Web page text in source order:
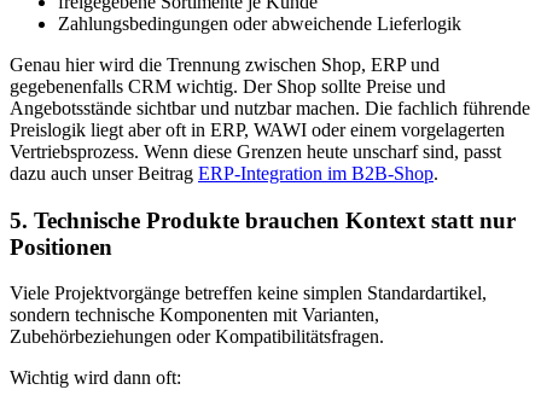
Zahlungsbedingungen oder abweichende Lieferlogik
Genau hier wird die Trennung zwischen Shop, ERP und
gegebenenfalls CRM wichtig. Der Shop sollte Preise und
Angebotsstände sichtbar und nutzbar machen. Die fachlich führende
Preislogik liegt aber oft in ERP, WAWI oder einem vorgelagerten
Vertriebsprozess. Wenn diese Grenzen heute unscharf sind, passt
dazu auch unser Beitrag ERP-Integration im B2B-Shop.
5. Technische Produkte brauchen Kontext statt nur
Positionen
Viele Projektvorgänge betreffen keine simplen Standardartikel,
sondern technische Komponenten mit Varianten,
Zubehörbeziehungen oder Kompatibilitätsfragen.
Wichtig wird dann oft: